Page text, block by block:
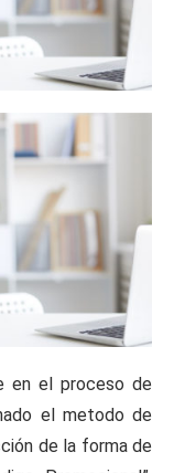
en el proceso de
el metodo de
de la forma de